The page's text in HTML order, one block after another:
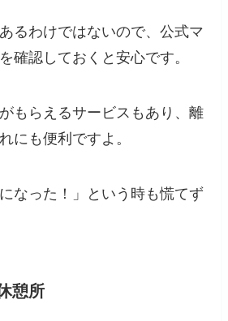
るわけではないので、公式マ
確認しておくと安心です。
もらえるサービスもあり、離
にも便利ですよ。
なった！」という時も慌てず
憩所